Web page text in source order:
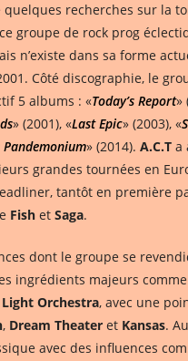
recherches sur la
groupe de rock prog
n’existe dans sa forme
Côté discographie, le
5 albums : «Today’s Report»
» (2001), «Last Epic» (2003), «
Pandemonium» (2014). A.C.T a
grandes tournées en
tantôt en première
Fish et Saga.
dont le groupe se
ingrédients majeurs comme
Orchestra, avec une
, Dream Theater et Kansas.
avec des influences